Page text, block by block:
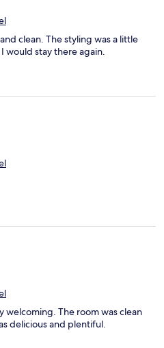
clean. The styling was a little
would stay there again.
The room was clean
delicious and plentiful.